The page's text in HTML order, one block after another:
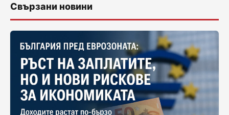
Свързани новини